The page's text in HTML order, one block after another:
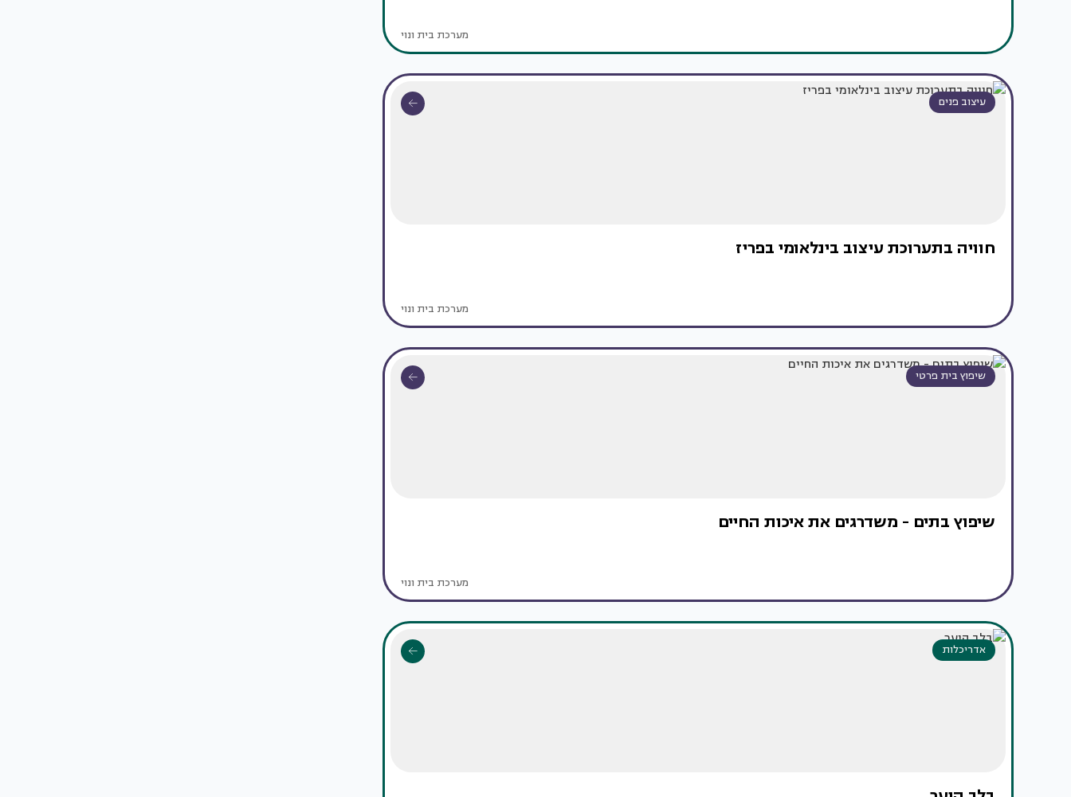
מערכת בית ונוי
עיצוב פנים
חוויה בתערוכת עיצוב בינלאומי בפריז
מערכת בית ונוי
שיפוץ בית פרטי
שיפוץ בתים - משדרגים את איכות החיים
מערכת בית ונוי
אדריכלות